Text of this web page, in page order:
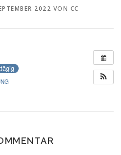
BEREICH KALENDER
2022 VON CC